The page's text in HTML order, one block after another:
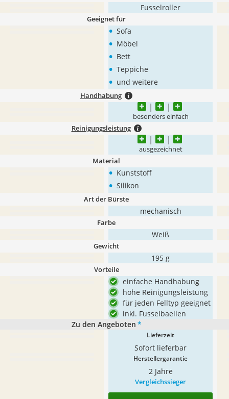
Fusselroller
Geeignet für
• Sofa
• Möbel
• Bett
• Teppiche
• und weitere
Handhabung
besonders einfach
Reinigungsleistung
ausgezeichnet
Material
• Kunststoff
• Silikon
Art der Bürste
mechanisch
Farbe
Weiß
Gewicht
195 g
Vorteile
einfache Handhabung
hohe Reinigungsleistung
für jeden Felltyp geeignet
inkl. Fusselbaellen
Zu den Angeboten *
Lieferzeit
Sofort lieferbar
Herstellergarantie
2 Jahre
Vergleichssieger